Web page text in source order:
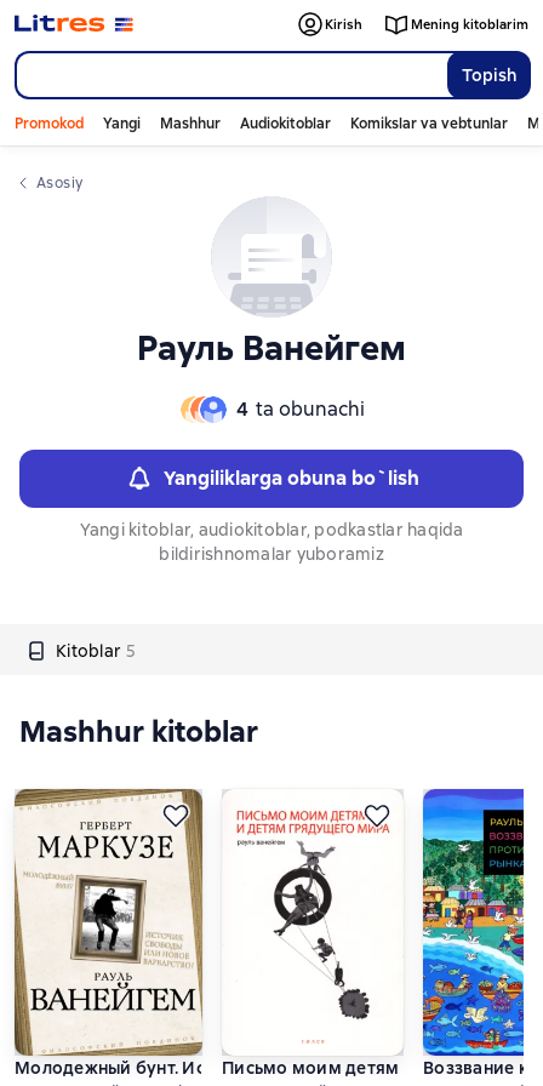
Topish
Kirish Mening kitoblarim
Promokod Yangi Mashhur Audiokitoblar Komikslar va vebtunlar
Asosiy
Рауль Ванейгем
4 ta obunachi
Yangiliklarga obuna bo`lish
Yangi kitoblar, audiokitoblar, podkastlar haqida
bildirishnomalar yuboramiz
Kitoblar 5
Слайдер с книгами
Mashhur kitoblar
Молодежный бунт. Источник свободы или новое
Письмо моим детям и детямВоззвание к
Слайдер с книгами